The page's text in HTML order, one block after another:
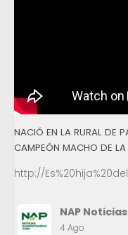
NACIÓ EN LA RURAL DE
CAMPEÓN MACHO DE
http://
NAP
4 Ago